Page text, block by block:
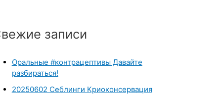
записи
Оральные #контрацептивы Давайте
разбираться!
20250602 Себлинги Криоконсервация